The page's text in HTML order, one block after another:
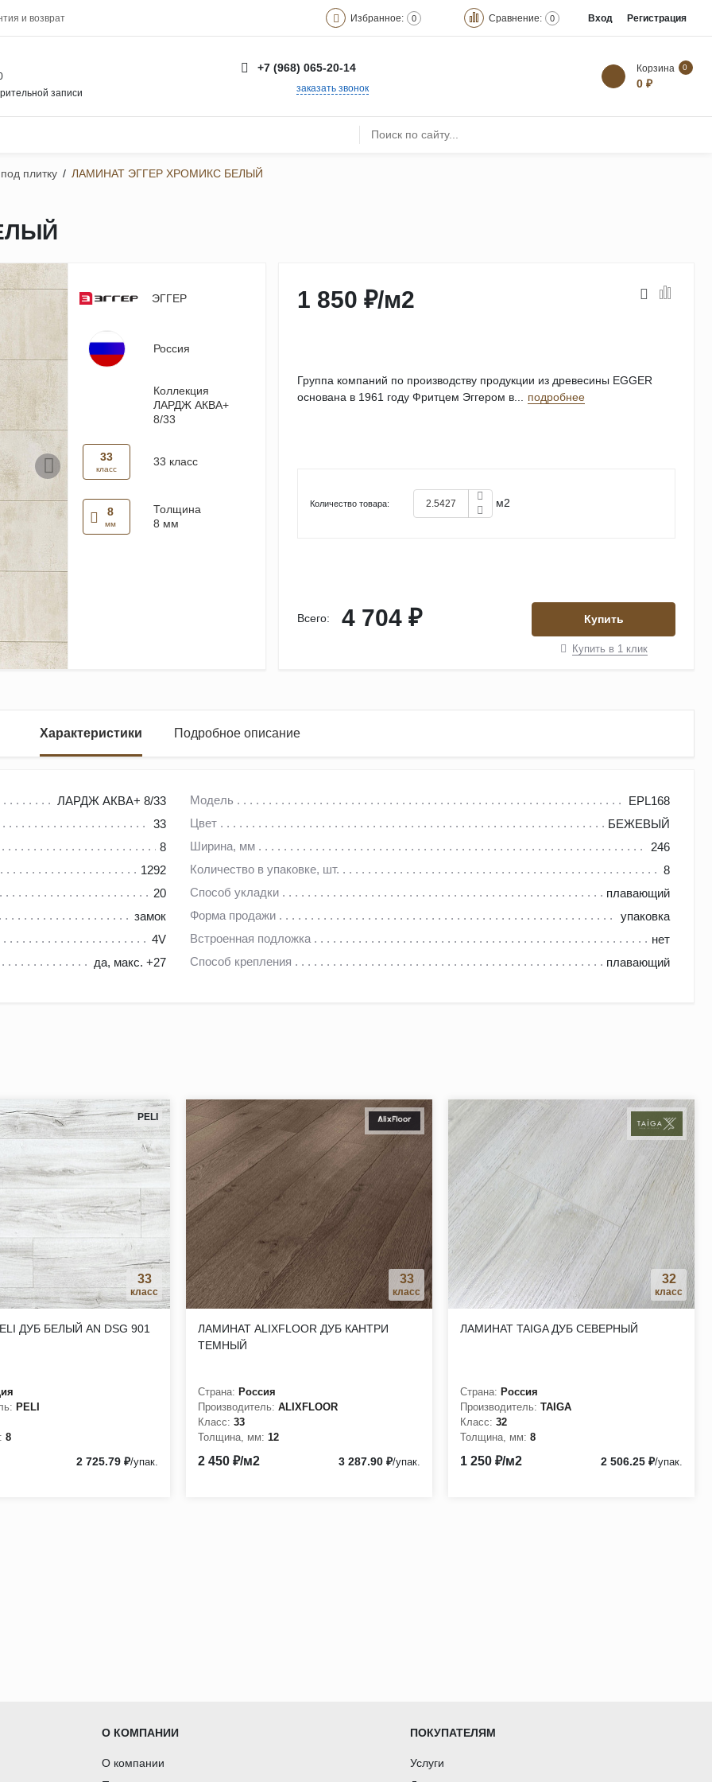
и возврат Избранное: 0 Сравнение: 0 Вход Регистрация
записи
+7 (968) 065-20-14
заказать звонок
Корзина 0
0 ₽
плитку / ЛАМИНАТ ЭГГЕР ХРОМИКС БЕЛЫЙ
ЭГГЕР
Россия
Коллекция
ЛАРДЖ АКВА+
8/33
33
класс
33 класс
8
мм
Толщина
8 мм
1 850 ₽/м2
Группа компаний по производству продукции из древесины EGGER
основана в 1961 году Фритцем Эггером в...
подробнее
Количество товара: м2
Всего: 4 704 ₽ Купить
Купить в 1 клик
Характеристики Подробное описание
ЛАРДЖ АКВА+ 8/33 Модель
EPL168
33 Цвет
БЕЖЕВЫЙ
8 Ширина, мм
246
1292 Количество в упаковке, шт.
8
20 Способ укладки
плавающий
замок Форма продажи
упаковка
4V Встроенная подложка
нет
да, макс. +27 Способ крепления плавающий
и современным технологиям, используя в работе качественные/экологические материалы и внедряя в
и стилистических решений. Безопасность продукции подтверждена сертификатами качества, что позволяет
детских комнатах, медицинских заведениях и дошкольных учреждениях.
столовых и кухонных зонах;
микроклимату в помещении;
в жилых и коммерческих помещениях;
любой вариант чистки покрытия без потери его эстетичности.
древесина и камень, гладкая и рыхлая, минерал, натуральная структура.
33
класс
PELI
ДУБ БЕЛЫЙ AN DSG 901
PELI
8
2 725.79 ₽/упак.
33
класс
ЛАМИНАТ ALIXFLOOR ДУБ КАНТРИ
ТЕМНЫЙ
Страна: Россия
Производитель: ALIXFLOOR
Класс: 33
Толщина, мм: 12
2 450 ₽/м2 3 287.90 ₽/упак.
32
класс
ЛАМИНАТ TAIGA ДУБ СЕВЕРНЫЙ
Страна: Россия
Производитель: TAIGA
Класс: 32
Толщина, мм: 8
1 250 ₽/м2 2 506.25 ₽/упак.
О КОМПАНИИ
О компании
ПОКУПАТЕЛЯМ
Услуги